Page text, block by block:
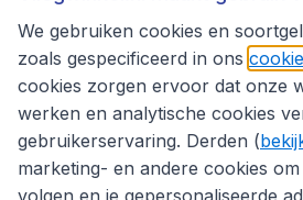
We gebruiken cookies en
zoals gespecificeerd in ons
cookies zorgen ervoor dat onze
werken en analytische cookies
gebruikerservaring. Derden (
marketing- en andere cookies
volgen en je gepersonaliseerde